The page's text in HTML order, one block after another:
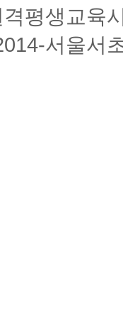
평생교육
서울서